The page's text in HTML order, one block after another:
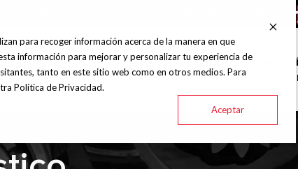
para recoger información acerca de la manera en que
información para mejorar y personalizar tu experiencia de
tanto en este sitio web como en otros medios. Para
Política de Privacidad.
Aceptar
y
Marcas Industrias
Servicio
técnico